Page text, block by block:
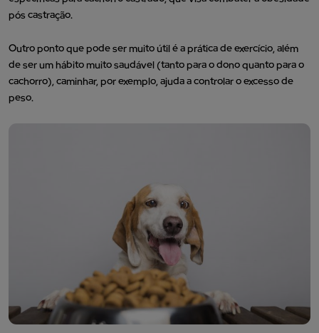
pós castração.
Outro ponto que pode ser muito útil é a prática de exercício, além
de ser um hábito muito saudável (tanto para o dono quanto para o
cachorro), caminhar, por exemplo, ajuda a controlar o excesso de
peso.